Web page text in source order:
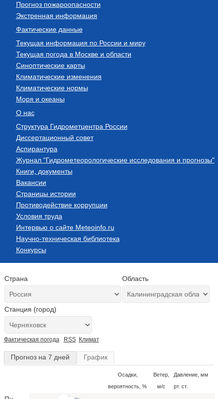
Прогноз пожароопасности
Экстренная информация
Фактические данные
Текущая информация по России и миру
Текущая погода в Москве и области
Синоптические карты
Климатические изменения
Климатические нормы
Моря и океаны
О нас
Структура Гидрометцентра России
Диссертационный совет
Аспирантура
Журнал "Гидрометеорологические исследования и прогнозы"
Книги, документы
Вакансии
Страницы истории
Противодействие коррупции
Условия труда
Интервью о сайте Meteoinfo.ru
Научно-техническая библиотека
Конкурсы
Страна Область
Станция (город)
Фактическая погода RSS Климат
Прогноз на 7 дней График
Осадки,
вероятность, %
Ветер,
м/с
Давление, мм
рт. ст.